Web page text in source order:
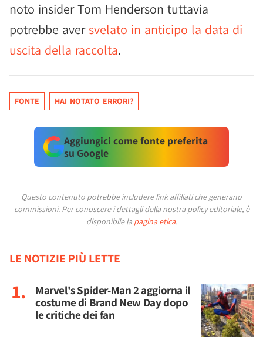
noto insider Tom Henderson tuttavia
potrebbe aversvelato in anticipo la data di
uscita della raccolta.
FONTE HAI NOTATO ERRORI?
Aggiungici come fonte preferita
su Google
Questo contenuto potrebbe includere link affiliati che generano
commissioni. Per conoscere i dettagli della nostra policy editoriale, è
disponibile la pagina etica.
LE NOTIZIE PIÙ LETTE
Marvel's Spider-Man 2 aggiorna il
costume di Brand New Day dopo
le critiche dei fan